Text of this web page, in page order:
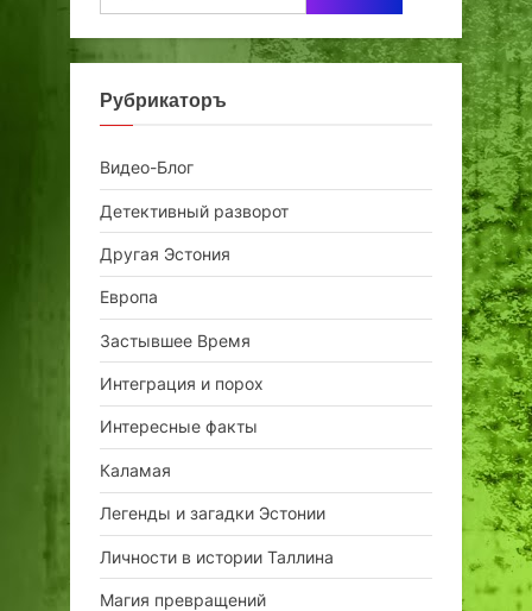
Рубрикаторъ
Видео-Блог
Детективный разворот
Другая Эстония
Европа
Застывшее Время
Интеграция и порох
Интересные факты
Каламая
Легенды и загадки Эстонии
Личности в истории Таллина
Магия превращений